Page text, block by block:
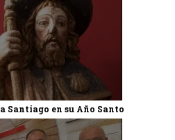
Santiago en su Año Santo